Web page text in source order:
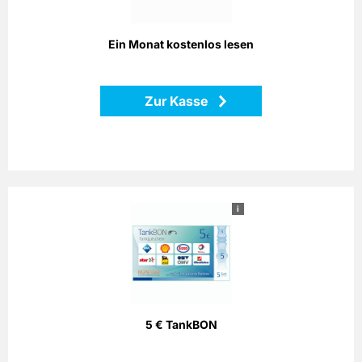
Ein Monat kostenlos lesen
Zur Kasse
i
5 € TankBON
Bezahlen Sie einfach mit dem Bonago-Tankgutschein. Der
Bonago-Tankgutschein ist einlösbar per Telefon, Postalisch
oder Internet gegen Gutschein an zahlreichen